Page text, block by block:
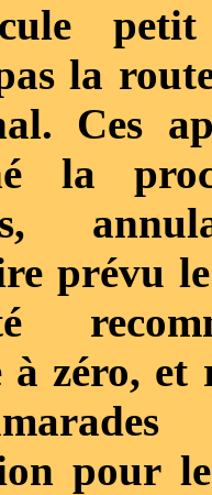
petit
la
Ces
la
prévu
à zéro, et
pour